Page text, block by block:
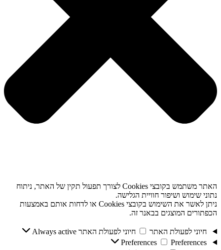
האתר משתמש בקובצי Cookies לצורך תפעול תקין של האתר, ניתוח
נתוני שימוש ושיפור חוויית הגלישה.
ניתן לאשר את השימוש בקובצי Cookies או לדחות אותם באמצעות
הכפתורים המוצגים בבאנר זה.
חיוני לפעולת האתר חיוני לפעולת האתר Always active
Preferences
Preferences